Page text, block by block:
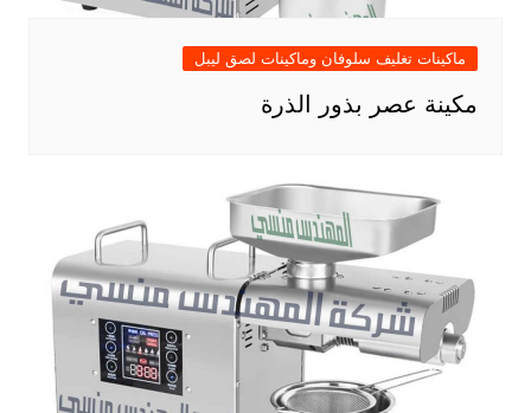
ماكينات تغليف سلوفان وماكينات لصق ليبل
مكينة عصر بذور الذرة